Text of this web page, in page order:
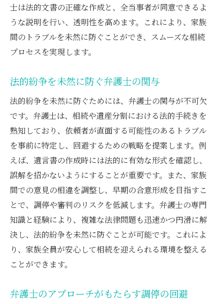
士は法的文書の正確な作成と、全当事者が同意できるよ
うな説明を行い、透明性を高めます。これにより、家族
間のトラブルを未然に防ぐことができ、スムーズな相続
プロセスを実現します。
法的紛争を未然に防ぐ弁護士の関与
法的紛争を未然に防ぐためには、弁護士の関与が不可欠
です。弁護士は、相続や遺産分割における法的手続きを
熟知しており、依頼者が直面する可能性のあるトラブル
を事前に特定し、回避するための戦略を提案します。例
えば、遺言書の作成時には法的に有効な形式を確認し、
誤解を招かないようにすることが重要です。また、家族
間での意見の相違を調整し、早期の合意形成を目指すこ
とで、調停や審判のリスクを低減します。弁護士の専門
知識と経験により、複雑な法律問題も迅速かつ円滑に解
決し、法的紛争を未然に防ぐことが可能です。これによ
り、家族全員が安心して相続を迎えられる環境を整える
ことができます。
弁護士のアプローチがもたらす調停の回避